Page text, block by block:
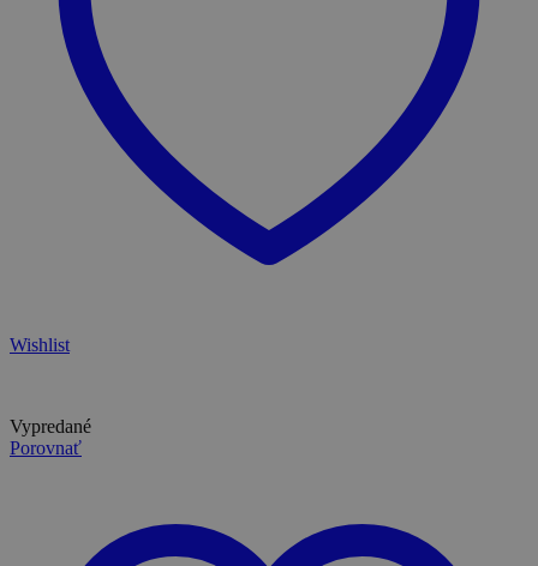
Wishlist
Vypredané
Porovnať